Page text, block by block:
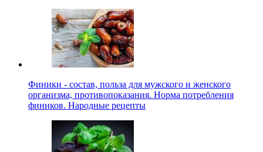
Финики - состав, польза для мужского и женского
организма, противопоказания. Норма потребления
фиников. Народные рецепты